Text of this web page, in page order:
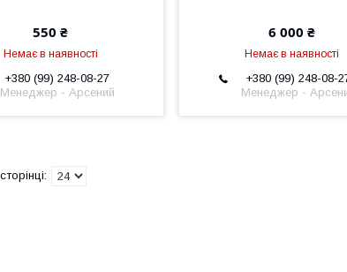
550 ₴
Немає в наявності
+380 (99) 248-08-27
Менеджер - Арсений
6 000 ₴
Немає в наявності
+380 (99) 248-08-
Менеджер -